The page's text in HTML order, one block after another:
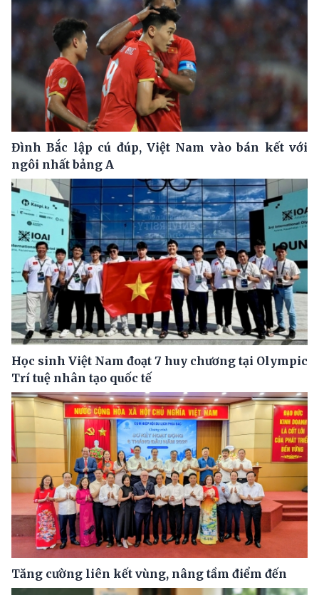
Đình Bắc lập cú đúp, Việt Nam vào bán kết với
ngôi nhất bảng A
Học sinh Việt Nam đoạt 7 huy chương tại Olympic
Trí tuệ nhân tạo quốc tế
Tăng cường liên kết vùng, nâng tầm điểm đến